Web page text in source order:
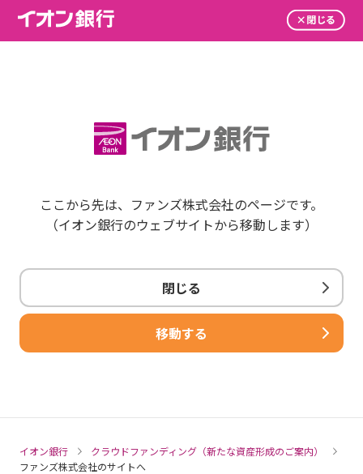
ここから先は、ファンズ株式会社のページです。
（イオン銀行のウェブサイトから移動します）
閉じる
移動する
イオン銀行
クラウドファンディング（新たな資産形成のご案内）
ファンズ株式会社のサイトへ